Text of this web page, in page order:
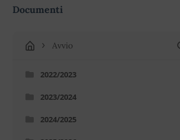
Documenti
Avvio
2022/2023
2023/2024
2024/2025